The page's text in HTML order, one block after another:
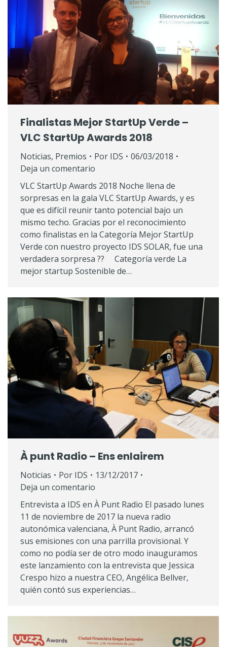
Finalistas Mejor StartUp Verde –
VLC StartUp Awards 2018
Noticias, Premios Por IDS
06/03/2018
Deja un comentario
VLC StartUp Awards 2018 Noche llena de
sorpresas en la gala VLC StartUp Awards, y es
que es difícil reunir tanto potencial bajo un
mismo techo. Gracias por el reconocimiento
como finalistas en la Categoría Mejor StartUp
Verde con nuestro proyecto IDS SOLAR, fue una
verdadera sorpresa ?? Categoría verde La
mejor startup Sostenible de…
À punt Radio – Ens enlairem
Noticias Por IDS
13/12/2017
Deja un comentario
Entrevista a IDS en À Punt Radio El pasado lunes
11 de noviembre de 2017 la nueva radio
autonómica valenciana, À Punt Radio, arrancó
sus emisiones con una parrilla provisional. Y
como no podía ser de otro modo inauguramos
este lanzamiento con la entrevista que Jessica
Crespo hizo a nuestra CEO, Angélica Bellver,
quién contó sus experiencias…